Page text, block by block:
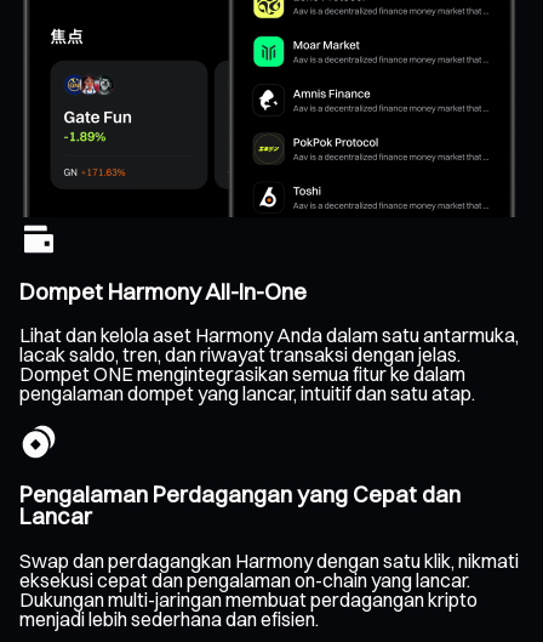
Dompet Harmony All-In-One
Lihat dan kelola aset Harmony Anda dalam satu antarmuka,
lacak saldo, tren, dan riwayat transaksi dengan jelas.
Dompet ONE mengintegrasikan semua fitur ke dalam
pengalaman dompet yang lancar, intuitif dan satu atap.
Pengalaman Perdagangan yang Cepat dan
Lancar
Swap dan perdagangkan Harmony dengan satu klik, nikmati
eksekusi cepat dan pengalaman on-chain yang lancar.
Dukungan multi-jaringan membuat perdagangan kripto
menjadi lebih sederhana dan efisien.